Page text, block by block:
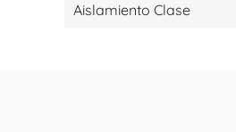
Aislamiento Clase